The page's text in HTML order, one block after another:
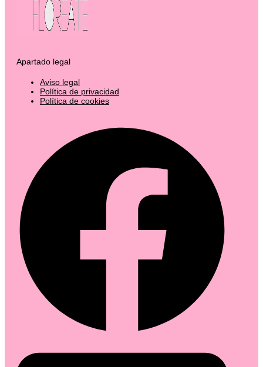
Apartado legal
Aviso legal
Política de privacidad
Política de cookies